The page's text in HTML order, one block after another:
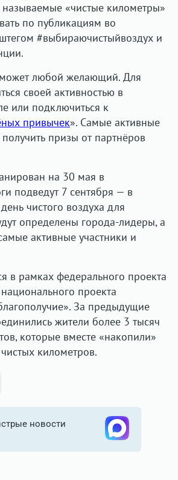
называемые «чистые километры»
по публикациям во
#выбираючистыйвоздух и
может любой желающий. Для
своей активностью в
или подключиться к
привычек». Самые активные
получить призы от партнёров
на 30 мая в
подведут 7 сентября — в
чистого воздуха для
определены города-лидеры, а
активные участники и
в рамках федерального проекта
проекта
За предыдущие
жители более 3 тысяч
которые вместе «накопили»
километров.
новости